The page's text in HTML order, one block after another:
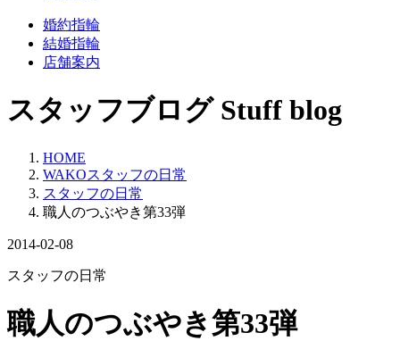
婚約指輪
結婚指輪
店舗案内
スタッフブログStuff blog
HOME
WAKOスタッフの日常
スタッフの日常
職人のつぶやき第33弾
2014-02-08
スタッフの日常
職人のつぶやき第33弾